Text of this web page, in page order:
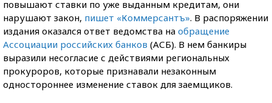
повышают ставки по уже выданным кредитам, они
нарушают закон, пишет «Коммерсантъ». В распоряжении
издания оказался ответ ведомства на обращение
Ассоциации российских банков (АСБ). В нем банкиры
выразили несогласие с действиями региональных
прокуроров, которые признавали незаконным
одностороннее изменение ставок для заемщиков.